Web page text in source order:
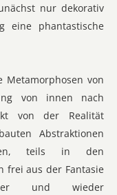
nur dekorativ
eine phantastische
Metamorphosen von
von innen nach
von der Realität
Abstraktionen
teils in den
frei aus der Fantasie
und wieder